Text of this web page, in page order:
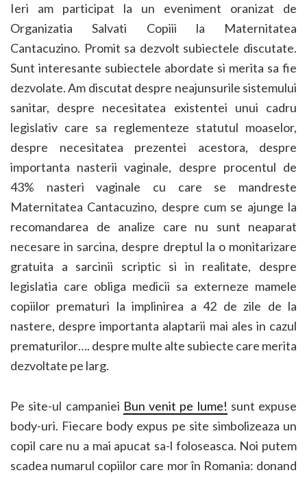
Ieri am participat la un eveniment oranizat de
Organizatia Salvati Copiii la Maternitatea
Cantacuzino. Promit sa dezvolt subiectele discutate.
Sunt interesante subiectele abordate si merita sa fie
dezvolate. Am discutat despre neajunsurile sistemului
sanitar, despre necesitatea existentei unui cadru
legislativ care sa reglementeze statutul moaselor,
despre necesitatea prezentei acestora, despre
importanta nasterii vaginale, despre procentul de
43% nasteri vaginale cu care se mandreste
Maternitatea Cantacuzino, despre cum se ajunge la
recomandarea de analize care nu sunt neaparat
necesare in sarcina, despre dreptul la o monitarizare
gratuita a sarcinii scriptic si in realitate, despre
legislatia care obliga medicii sa externeze mamele
copiilor prematuri la implinirea a 42 de zile de la
nastere, despre importanta alaptarii mai ales in cazul
prematurilor…. despre multe alte subiecte care merita
dezvoltate pe larg.
Pe site-ul campaniei Bun venit pe lume! sunt expuse
body-uri. Fiecare body expus pe site simbolizeaza un
copil care nu a mai apucat sa-l foloseasca. Noi putem
scadea numarul copiilor care mor în Romania: donand